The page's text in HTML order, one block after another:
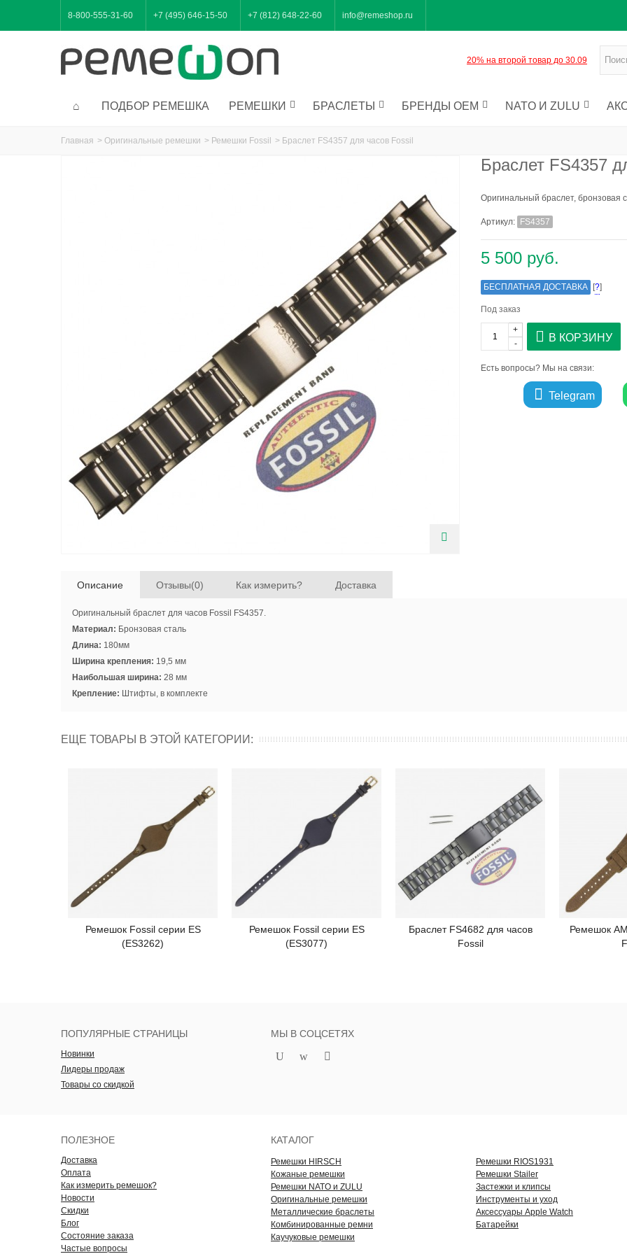
8-800-555-31-60 +7 (495) 646-15-50 +7 (812) 648-22-60 info@remeshop.ru
20% на второй товар до 30.09
ПОДБОР РЕМЕШКА РЕМЕШКИ БРАСЛЕТЫ БРЕНДЫ OEM NATO И ZULU
Главная > Оригинальные ремешки > Ремешки Fossil > Браслет FS4357 для часов Fossil
Браслет FS4357
Оригинальный браслет, бронзовая
Артикул: FS4357
5 500 руб.
БЕСПЛАТНАЯ ДОСТАВКА [?]
Под заказ
-
+
В КОРЗИНУ
Есть вопросы? Мы на связи:
Telegram
Описание Отзывы(0) Как измерить? Доставка
Оригинальный браслет для часов Fossil FS4357.
Материал: Бронзовая сталь
Длина: 180мм
Ширина крепления: 19,5 мм
Наибольшая ширина: 28 мм
Крепление: Штифты, в комплекте
ЕЩЕ ТОВАРЫ В ЭТОЙ КАТЕГОРИИ:
Подробнее
Ремешок Fossil серии ES
(ES3262)
Подробнее
Ремешок Fossil серии ES
(ES3077)
Подробнее
Браслет FS4682 для часов
Fossil
Ремешок
ПОПУЛЯРНЫЕ СТРАНИЦЫ
Новинки
Лидеры продаж
Товары со скидкой
МЫ В СОЦСЕТЯХ
ПОЛЕЗНОЕ
Доставка
Оплата
Как измерить ремешок?
Новости
Скидки
Блог
Состояние заказа
Частые вопросы
КАТАЛОГ
Ремешки HIRSCH
Кожаные ремешки
Ремешки NATO и ZULU
Оригинальные ремешки
Металлические браслеты
Комбинированные ремни
Каучуковые ремешки
Ремешки RIOS1931
Ремешки Stailer
Застежки и клипсы
Инструменты и уход
Аксессуары Apple Watch
Батарейки